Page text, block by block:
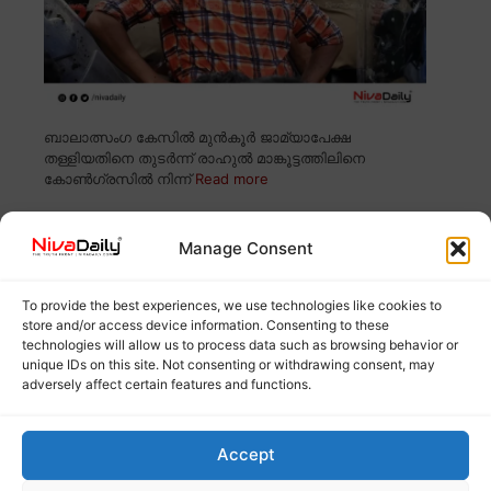
Manage Consent
To provide the best experiences, we use technologies like cookies to
store and/or access device information. Consenting to these
technologies will allow us to process data such as browsing behavior or
unique IDs on this site. Not consenting or withdrawing consent, may
adversely affect certain features and functions.
Accept
ബാലാത്സംഗ കേസിൽ മുൻകൂർ ജാമ്യാപേക്ഷ
തള്ളിയതിനെ തുടർന്ന് രാഹുൽ മാങ്കൂട്ടത്തിലിനെ
കോൺഗ്രസിൽ നിന്ന്Read more
രാഹുൽ മാങ്കൂട്ടത്തിലിനെ പുറത്താക്കിയത്
ജോസഫ്